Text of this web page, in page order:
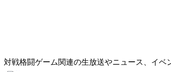
対戦格闘ゲーム関連の生放送やニュース、イ